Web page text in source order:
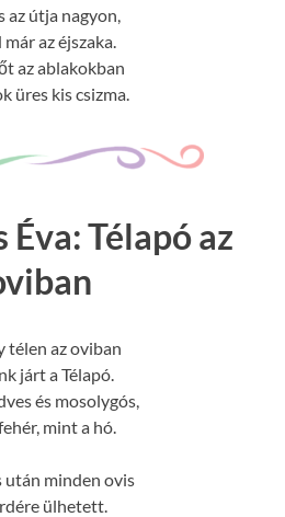
az útja nagyon,
az éjszaka.
az ablakokban
üres kis csizma.
Télapó az
télen az oviban
járt a Télapó.
és mosolygós,
mint a hó.
után minden ovis
ülhetett.